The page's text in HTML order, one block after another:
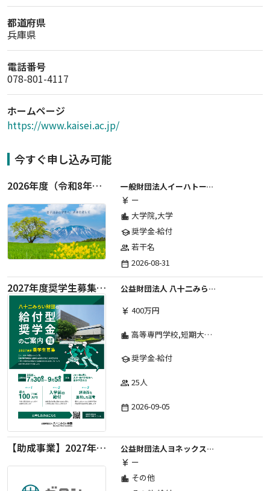
都道府県
兵庫県
電話番号
078-801-4117
ホームページ
https://www.kaisei.ac.jp/
今すぐ申し込み可能
2026年度（令和8年度）第２期 一般財団法人イーハトーブ育英会奨学生募集（給付型） 日本国内及び海外の大学・大学院に自宅外通学をする学生に生活費の一部(家賃半額相当)を給付【岩手県が本籍地の大学生または大学院生対象】
一般財団法人イーハトーブ育英会
currency_yen ー
location_city 大学院,大学
school奨学金-給付
group 若干名
date_range 2026-08-31
2027年度奨学生募集要項
公益財団法人 八十二みらい財団
currency_yen 400万円
location_city 高等専門学校,短期大学,専修学校,大学
school奨学金-給付
group 25人
date_range 2026-09-05
【助成事業】2027年度中学校部活動の地域展開推進に関する助成金
公益財団法人ヨネックススポーツ振興財団
currency_yen ー
location_city その他